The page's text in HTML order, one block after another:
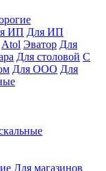
ИП Для ИП
Atol Эватор Для
Для столовой С
Для ООО Для
Для магазинов